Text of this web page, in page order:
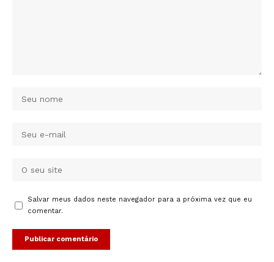
Salvar meus dados neste navegador para a próxima vez que eu
comentar.